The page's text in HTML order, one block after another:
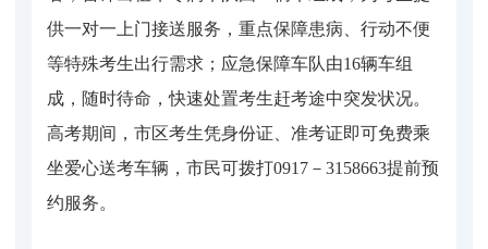
供一对一上门接送服务，重点保障患病、行动不便
等特殊考生出行需求；应急保障车队由16辆车组
成，随时待命，快速处置考生赶考途中突发状况。
高考期间，市区考生凭身份证、准考证即可免费乘
坐爱心送考车辆，市民可拨打0917－3158663提前预
约服务。